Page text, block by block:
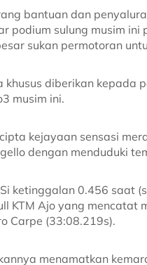
bantuan dan
podium sulung musim ini
sukan permotoran
diberikan kepada
musim ini.
kejayaan sensasi
dengan menduduki
ketinggalan 0.456 saat
KTM Ajo yang mencatat
Carpe (33:08.219s).
menamatkan